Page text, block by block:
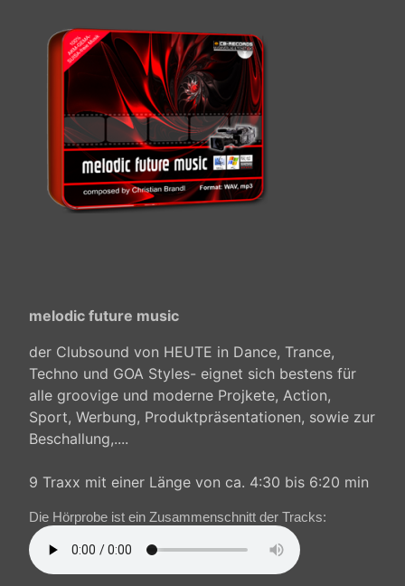
melodic future music
der Clubsound von HEUTE in Dance, Trance,
Techno und GOA Styles- eignet sich bestens für
alle groovige und moderne Projkete, Action,
Sport, Werbung, Produktpräsentationen, sowie zur
Beschallung,....
9 Traxx mit einer Länge von ca. 4:30 bis 6:20 min
Die Hörprobe ist ein Zusammenschnitt der Tracks: